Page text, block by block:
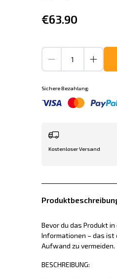
€63.90
Sichere Bezahlung:
Kostenloser Versand
Bevor du das Produkt
Informationen – das ist
Aufwand zu vermeiden.
BESCHREIBUNG: